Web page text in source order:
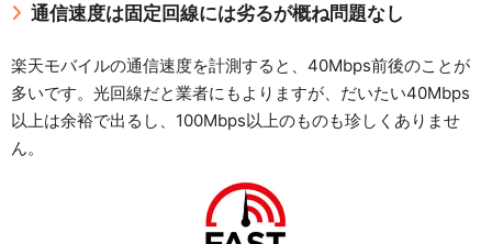
通信速度は固定回線には劣るが概ね問題なし
楽天モバイルの通信速度を計測すると、40Mbps前後のことが
多いです。光回線だと業者にもよりますが、だいたい40Mbps
以上は余裕で出るし、100Mbps以上のものも珍しくありませ
ん。